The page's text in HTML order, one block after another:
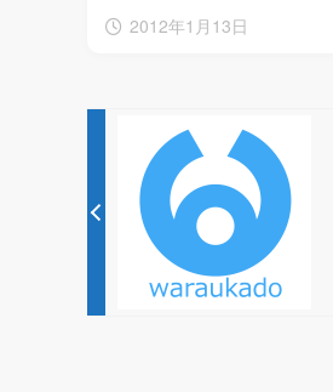
2012年1月13日